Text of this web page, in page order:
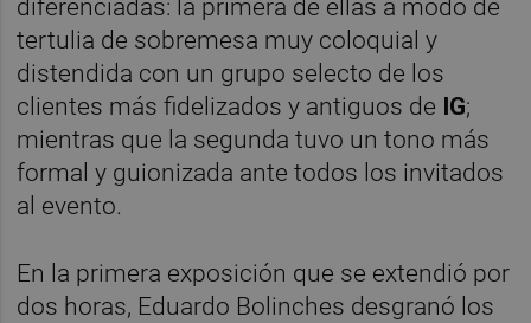
diferenciadas: la primera de ellas a modo de
tertulia de sobremesa muy coloquial y
distendida con un grupo selecto de los
clientes más fidelizados y antiguos de IG;
mientras que la segunda tuvo un tono más
formal y guionizada ante todos los invitados
al evento.
En la primera exposición que se extendió por
dos horas, Eduardo Bolinches desgranó los